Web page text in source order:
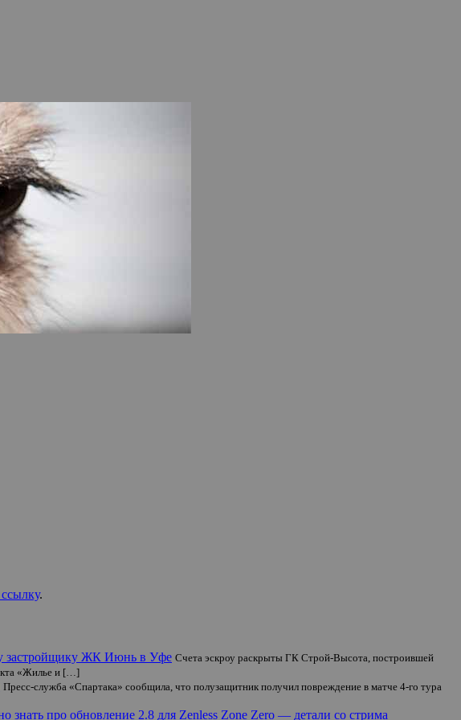
.
застройщику ЖК Июнь в Уфе Счета эскроу раскрыты ГК Строй-Высота, построившей
«Жилье и […]
Пресс-служба «Спартака» сообщила, что полузащитник получил повреждение в матче 4-го тура
знать про обновление 2.8 для Zenless Zone Zero — детали со стрима